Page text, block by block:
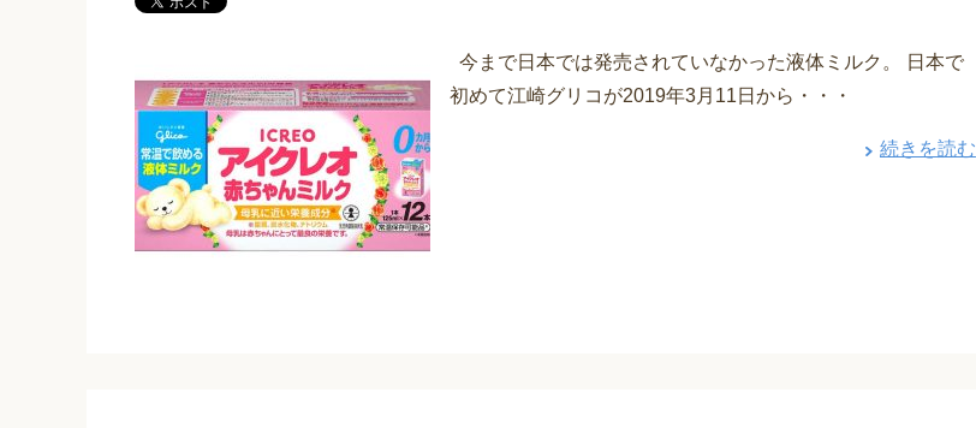
今まで日本では発売されていなかった液体ミルク。 日本で
初めて江崎グリコが2019年3月11日から・・・
続きを読む